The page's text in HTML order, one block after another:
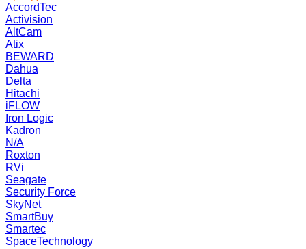
AccordTec
Activision
AltCam
Atix
BEWARD
Dahua
Delta
Hitachi
iFLOW
Iron Logic
Kadron
N/A
Roxton
RVi
Seagate
Security Force
SkyNet
SmartBuy
Smartec
SpaceTechnology